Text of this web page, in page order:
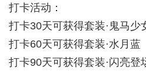
现实世界 我的任务
任务奖励 我问完了
• 全部不加任何属性和好感
「我问完了」跳过
打卡活动：
打卡30天可获得套装·鬼马少
打卡60天可获得套装·水月蓝
打卡90天可获得套装·闪亮登